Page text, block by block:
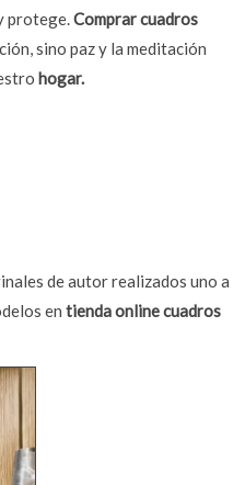
protege.Comprar cuadros
sino paz y la meditación
hogar.
de autor realizados uno a
en tienda online cuadros